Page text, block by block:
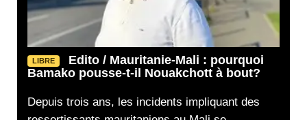
LIBRE
Edito / Mauritanie-Mali : pourquoi
Bamako pousse-t-il Nouakchott à bout?
Depuis trois ans, les incidents impliquant des